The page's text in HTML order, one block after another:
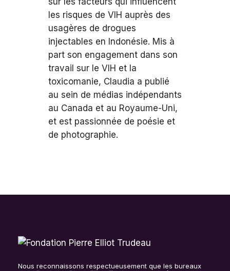
les risques de VIH auprès des
usagères de drogues
injectables en Indonésie. Mis à
part son engagement dans son
travail sur le VIH et la
toxicomanie, Claudia a publié
au sein de médias indépendants
au Canada et au Royaume-Uni,
et est passionnée de poésie et
de photographie.
Nous reconnaissons respectueusement que les bureaux